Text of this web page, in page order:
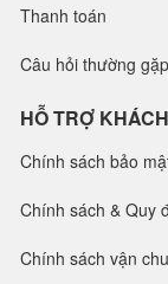
Thanh toán
Câu hỏi thường gặp
HỖ TRỢ
Chính sách bảo
Chính sách & Quy
Chính sách vận